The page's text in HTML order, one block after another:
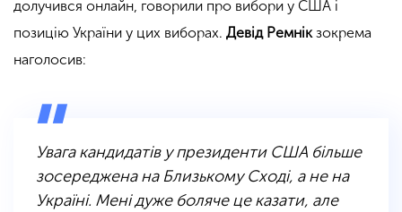
долучився онлайн, говорили про вибори у США і
позицію України у цих виборах. Девід Ремнікзокрема
наголосив:
Увага кандидатів у президенти США більше
зосереджена на Близькому Сході, а не на
Україні. Мені дуже боляче це казати, але